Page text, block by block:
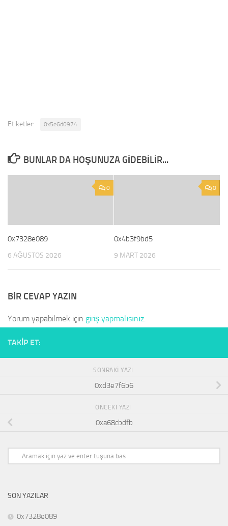
Etiketler: 0x5e6d0974
BUNLAR DA HOŞUNUZA GIDEBILIR...
0
0x7328e089
6 AĞUSTOS 2026
0
0x4b3f9bd5
9 MART 2026
BIR CEVAP YAZIN
Yorum yapabilmek için giriş yapmalısınız.
TAKIP ET:
SONRAKI YAZI
0xd3e7f6b6
ÖNCEKI YAZI
0xa68cbdfb
SON YAZILAR
0x7328e089